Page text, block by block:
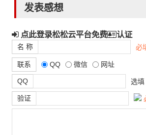
发表感想
点此登录松松云平台免费 认证
名 称 必
联系 QQ 微信 网址
QQ 选填
验证